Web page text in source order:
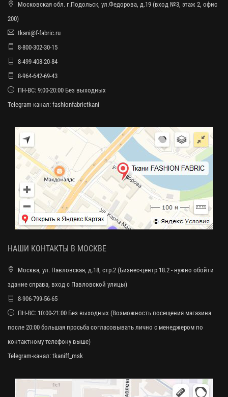
Московская обл. г.Подольск, ул.Федорова, д.19 (вход №3, этаж 2, офис
200)
tkani@f-fabric.ru
8-800-302-30-15
8-499-408-20-84
8-964-642-69-43
ПН-ВС: 9:00-20:00 Без выходных
Telegram-канал: fashionfabrictkani
НАШИ КОНТАКТЫ В МОСКВЕ
Москва, ул. Павловская, д.18, стр.2 (Бизнес-центр 18.2 - нужно обойти
здание справа, вход с Павловской улицы)
8-906-799-56-65
ПН-ВС: 10:00-21:00 Без выходных (Возможность посещения магазина
после 20:00 большая просьба согласовывать лично с менеджером по
контактному телефону выше)
Telegram-канал: tkaniff_msk